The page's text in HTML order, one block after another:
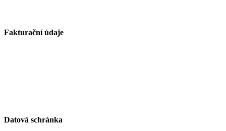
Fakturační údaje
Datová schránka